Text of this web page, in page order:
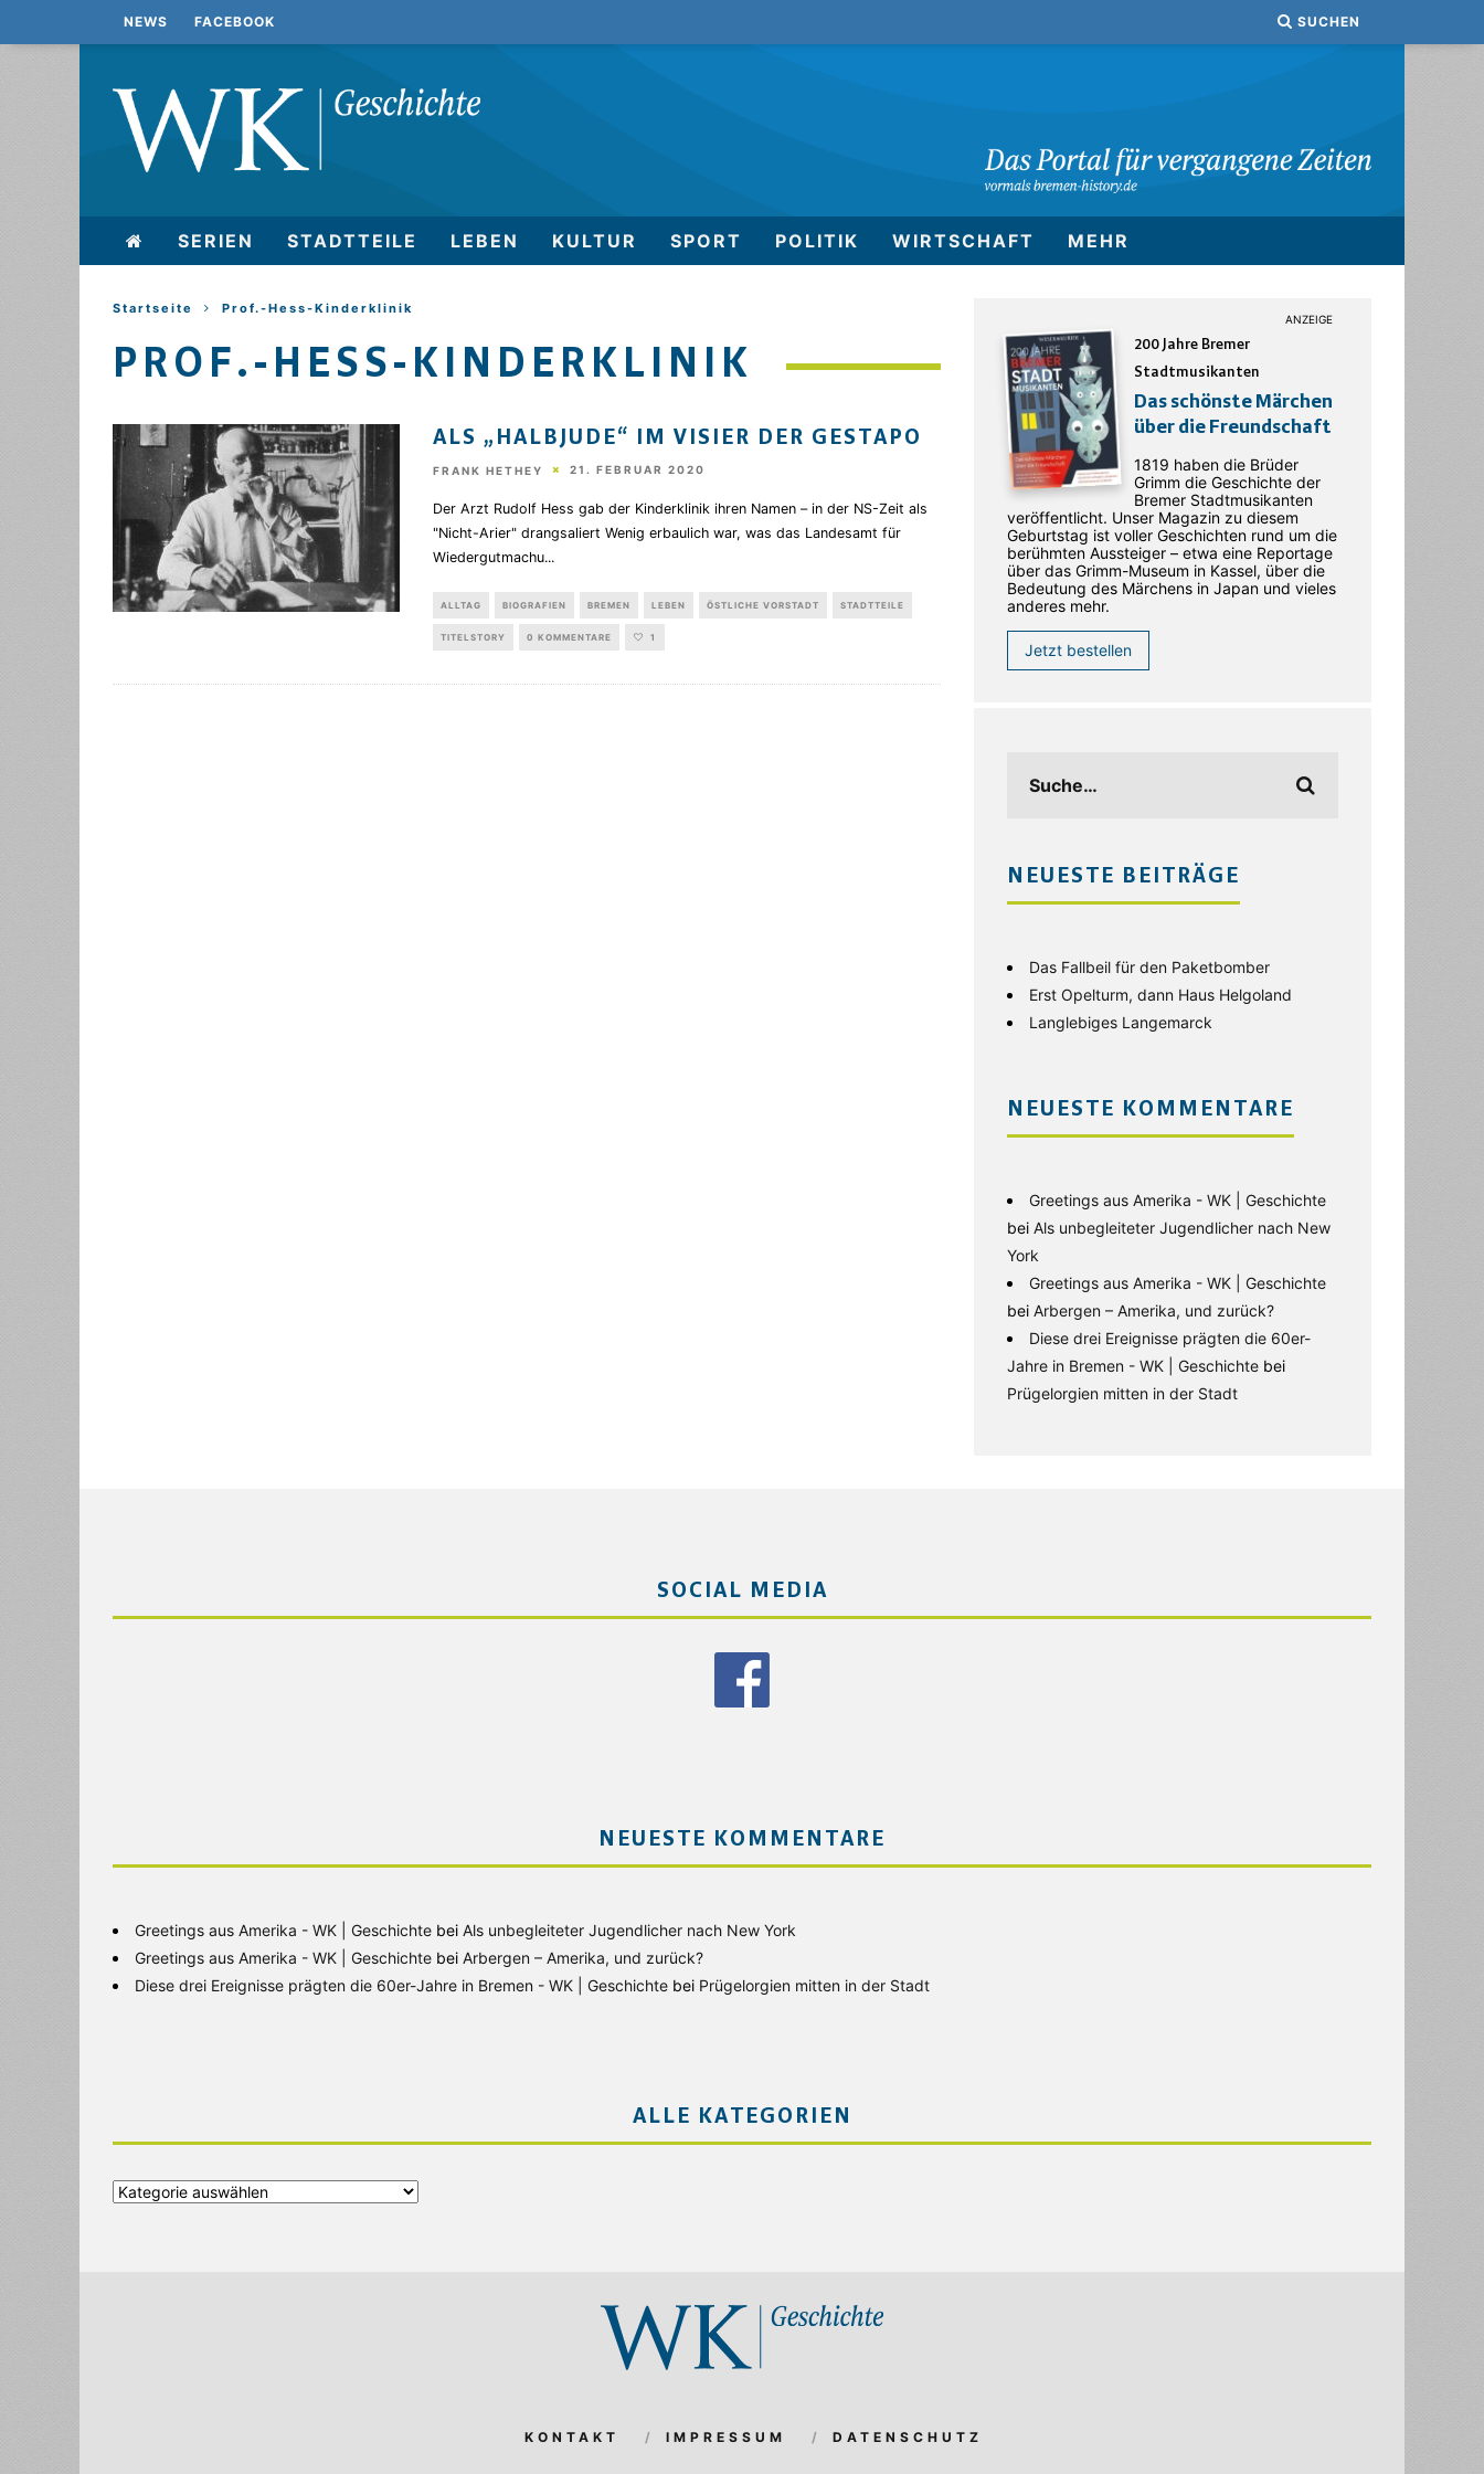
NEWS FACEBOOK SUCHEN
SERIEN STADTTEILE LEBEN KULTUR SPORT POLITIK WIRTSCHAFT MEHR
Startseite Prof.-Hess-Kinderklinik
PROF.-HESS-KINDERKLINIK
ALS „HALBJUDE“ IM VISIER DER GESTAPO
FRANK HETHEY 21. FEBRUAR 2020
Der Arzt Rudolf Hess gab der Kinderklinik ihren Namen – in der NS-Zeit als
"Nicht-Arier" drangsaliert Wenig erbaulich war, was das Landesamt für
Wiedergutmachu...
ALLTAG BIOGRAFIEN BREMEN LEBEN ÖSTLICHE VORSTADT STADTTEILE
TITELSTORY 0 KOMMENTARE 1
200 Jahre Bremer
Stadtmusikanten
Das schönste Märchen
über die Freundschaft
1819 haben die Brüder
Grimm die Geschichte der
Bremer Stadtmusikanten
veröffentlicht. Unser Magazin zu diesem
Geburtstag ist voller Geschichten rund um die
berühmten Aussteiger – etwa eine Reportage
über das Grimm-Museum in Kassel, über die
Bedeutung des Märchens in Japan und vieles
anderes mehr.
Jetzt bestellen
NEUESTE BEITRÄGE
Das Fallbeil für den Paketbomber
Erst Opelturm, dann Haus Helgoland
Langlebiges Langemarck
NEUESTE KOMMENTARE
Greetings aus Amerika - WK | Geschichte
bei Als unbegleiteter Jugendlicher nach New
York
Greetings aus Amerika - WK | Geschichte
bei Arbergen – Amerika, und zurück?
Diese drei Ereignisse prägten die 60er-
Jahre in Bremen - WK | Geschichte bei
Prügelorgien mitten in der Stadt
SOCIAL MEDIA
NEUESTE KOMMENTARE
Greetings aus Amerika - WK | Geschichte bei Als unbegleiteter Jugendlicher nach New York
Greetings aus Amerika - WK | Geschichte bei Arbergen – Amerika, und zurück?
Diese drei Ereignisse prägten die 60er-Jahre in Bremen - WK | Geschichte bei Prügelorgien mitten in der Stadt
ALLE KATEGORIEN
Alle
KONTAKT IMPRESSUM DATENSCHUTZ